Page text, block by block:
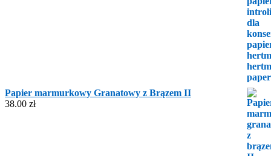
Papier marmurkowy Granatowy z Brązem II
38.00 zł